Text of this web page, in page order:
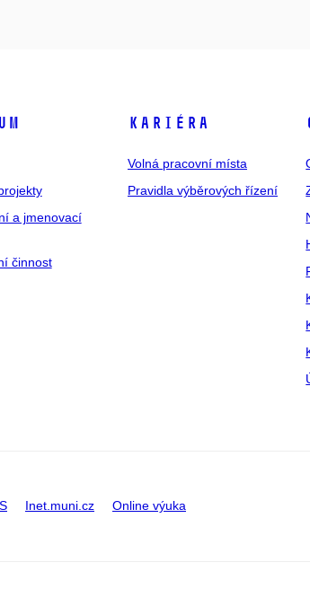
a jmenovací
činnost
Kariéra
Volná pracovní místa
Pravidla výběrových řízení
Inet.muni.cz Online výuka